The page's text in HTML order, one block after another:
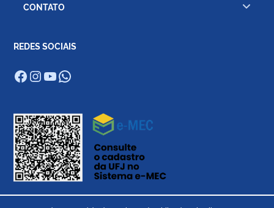
CONTATO
REDES SOCIAIS
Facebook
Instagram
Youtube
WhatsApp